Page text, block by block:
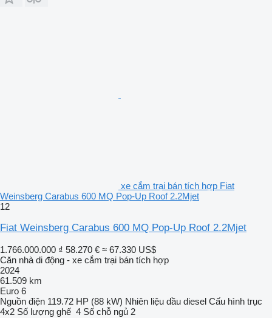
xe cắm trại bán tích hợp Fiat
Weinsberg Carabus 600 MQ Pop-Up Roof 2.2Mjet
12
Fiat Weinsberg Carabus 600 MQ Pop-Up Roof 2.2Mjet
1.766.000.000 ₫ 58.270 € ≈ 67.330 US$
Căn nhà di động - xe cắm trại bán tích hợp
2024
61.509 km
Euro 6
Nguồn điện 119.72 HP (88 kW) Nhiên liệu dầu diesel Cấu hình trục
4x2 Số lượng ghế 4 Số chỗ ngủ 2